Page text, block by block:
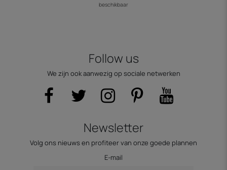
beschikbaar
Follow us
We zijn ook aanwezig op sociale netwerken
Newsletter
Volg ons nieuws en profiteer van onze goede plannen
E-mail